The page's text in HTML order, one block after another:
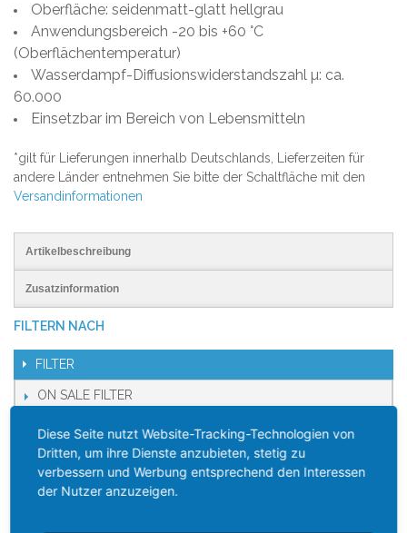
Oberfläche: seidenmatt-glatt hellgrau
Anwendungsbereich -20 bis +60 °C
(Oberflächentemperatur)
Wasserdampf-Diffusionswiderstandszahl µ: ca.
60.000
Einsetzbar im Bereich von Lebensmitteln
*gilt für Lieferungen innerhalb Deutschlands, Lieferzeiten für
andere Länder entnehmen Sie bitte der Schaltfläche mit den
Versandinformationen
Artikelbeschreibung
Zusatzinformation
FILTERN NACH
FILTER
ON SALE FILTER
KATEGORIEN
Home
Diese Seite nutzt Website-Tracking-Technologien von
Dritten, um ihre Dienste anzubieten, stetig zu
verbessern und Werbung entsprechend den Interessen
der Nutzer anzuzeigen.